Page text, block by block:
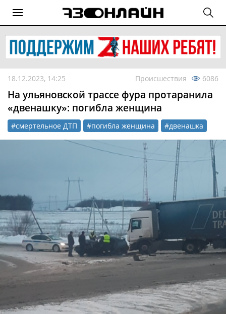
18.12.2023, 14:25 Происшествия 6086
На ульяновской трассе фура протаранила
«двенашку»: погибла женщина
#смертельное ДТП #погибла женщина #двенашка